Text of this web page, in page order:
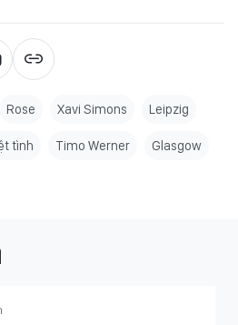
Rose Xavi Simons Leipzig
tình Timo Werner Glasgow